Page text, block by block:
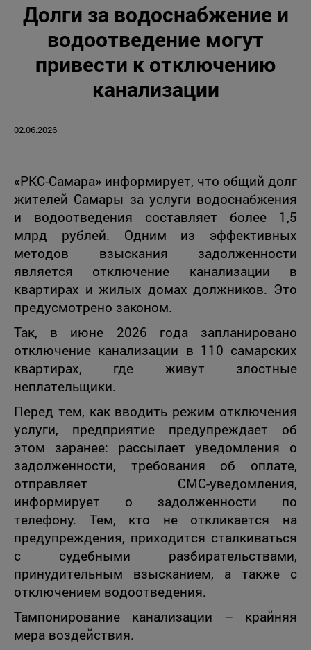
Долги за водоснабжение и
водоотведение могут
привести к отключению
канализации
02.06.2026
«РКС-Самара» информирует, что общий долг
жителей Самары за услуги водоснабжения
и водоотведения составляет более 1,5
млрд рублей. Одним из эффективных
методов взыскания задолженности
является отключение канализации в
квартирах и жилых домах должников. Это
предусмотрено законом.
Так, в июне 2026 года запланировано
отключение канализации в 110 самарских
квартирах, где живут злостные
неплательщики.
Перед тем, как вводить режим отключения
услуги, предприятие предупреждает об
этом заранее: рассылает уведомления о
задолженности, требования об оплате,
отправляет СМС-уведомления,
информирует о задолженности по
телефону. Тем, кто не откликается на
предупреждения, приходится сталкиваться
с судебными разбирательствами,
принудительным взысканием, а также с
отключением водоотведения.
Тампонирование канализации – крайняя
мера воздействия.